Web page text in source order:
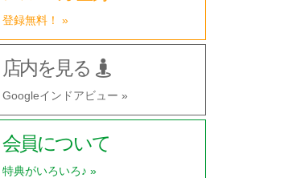
登録無料！ »
店内を見る
Googleインドアビュー »
会員について
特典がいろいろ♪ »